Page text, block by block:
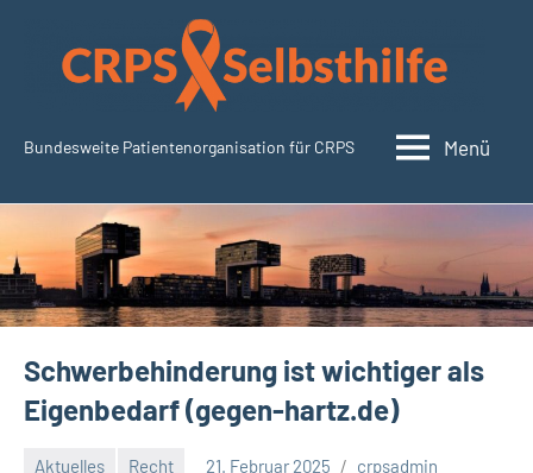
springen
CRPSSelbsthilfe.org
Bundesweite Patientenorganisation für CRPS Menü
Schwerbehinderung ist wichtiger als
Eigenbedarf (gegen-hartz.de)
Aktuelles Recht 21. Februar 2025 crpsadmin